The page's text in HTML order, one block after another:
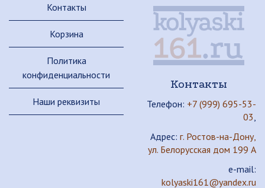
Контакты
Корзина
Политика
конфиденциальности
Наши реквизиты
Контакты
Телефон: +7 (999) 695-53-
03
Адрес: г. Ростов-на-Дону,
ул. Белорусская дом 199 А
e-mail:
kolyaski161@yandex.ru